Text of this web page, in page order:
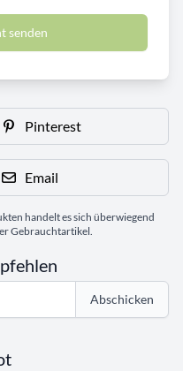
senden
Pinterest
Email
handelt es sich überwiegend
Gebrauchtartikel.
Abschicken